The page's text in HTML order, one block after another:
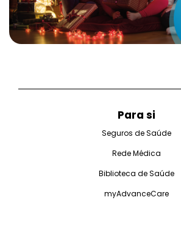
Para si
Seguros de Saúde
Rede Médica
Biblioteca de Saúde
myAdvanceCare